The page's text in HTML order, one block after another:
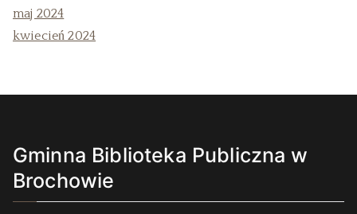
maj 2024
kwiecień 2024
Gminna Biblioteka Publiczna w
Brochowie